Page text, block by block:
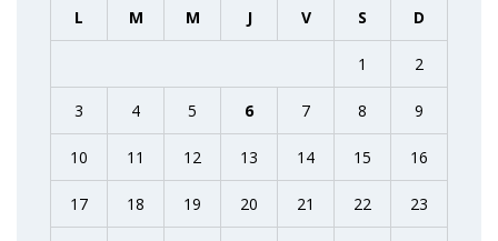
L M M J V S D
1 2
3 4 5 6 7 8 9
10 11 12 13 14 15 16
17 18 19 20 21 22 23